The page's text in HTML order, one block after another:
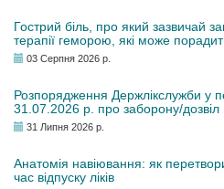
Гострий біль, про який зазвичай
терапії геморою, які може
03 Серпня 2026 р.
Розпорядження Держлікслужби у
31.07.2026 р. про заборону/дозвіл
31 Липня 2026 р.
Анатомія навіювання: як
час відпуску ліків